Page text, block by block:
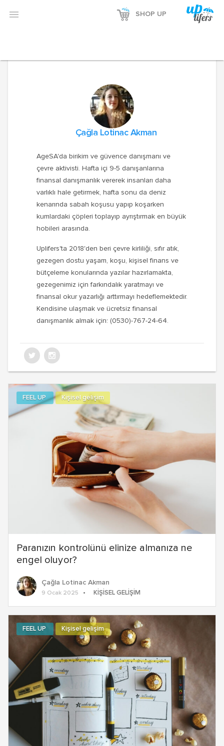
Reklamı Göster
Reklamı Gizle
 SHOP UP
Çağla Lotinac Akman
AgeSA'da birikim ve güvence danışmanı ve
çevre aktivisti. Hafta içi 9-5 danışanlarına
finansal danışmanlık vererek insanları daha
varlıklı hale getirmek, hafta sonu da deniz
kenarında sabah koşusu yapıp koşarken
kumlardaki çöpleri toplayıp ayrıştırmak en büyük
hobileri arasında.
Uplifers'ta 2018'den beri çevre kirliliği, sıfır atık,
gezegen dostu yaşam, koşu, kişisel finans ve
bütçeleme konularında yazılar hazırlamakta,
gezegenimiz için farkındalık yaratmayı ve
finansal okur yazarlığı arttırmayı hedeflemektedir.
Kendisine ulaşmak ve ücretsiz finansal
danışmanlık almak için: (0530)-767-24-64.
Paranızın kontrolünü elinize almanıza ne
engel oluyor?
FEEL UP Kişisel gelişim
Çağla Lotinac Akman
9 Ocak 2025 KIŞISEL GELIŞIM
FEEL UP Kişisel gelişim